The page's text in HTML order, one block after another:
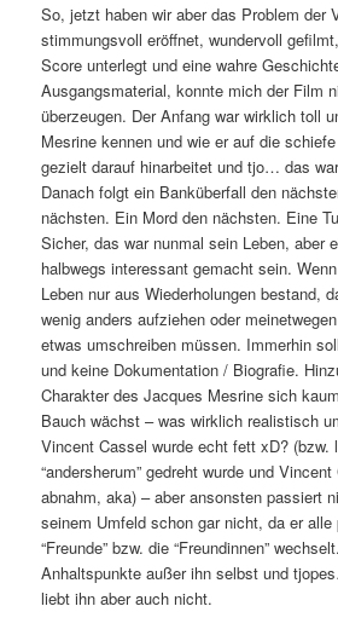
So, jetzt haben wir aber das Problem der
stimmungsvoll eröffnet, wundervoll
Score unterlegt und eine wahre
Ausgangsmaterial, konnte mich der Film
überzeugen. Der Anfang war wirklich toll
Mesrine kennen und wie er auf die
gezielt darauf hinarbeitet und tjo… das
Danach folgt ein Banküberfall den
nächsten. Ein Mord den nächsten. Eine
Sicher, das war nunmal sein Leben, aber
halbwegs interessant gemacht sein.
Leben nur aus Wiederholungen bestand,
wenig anders aufziehen oder
etwas umschreiben müssen. Immerhin
und keine Dokumentation / Biografie.
Charakter des Jacques Mesrine sich
Bauch wächst – was wirklich realistisch
Vincent Cassel wurde echt fett xD? (bzw.
“andersherum” gedreht wurde und
abnahm, aka) – aber ansonsten passiert
seinem Umfeld schon gar nicht, da er alle
“Freunde” bzw. die “Freundinnen”
Anhaltspunkte außer ihn selbst und
liebt ihn aber auch nicht.